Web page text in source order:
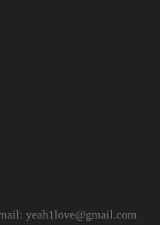
yeah1love@gmail.com